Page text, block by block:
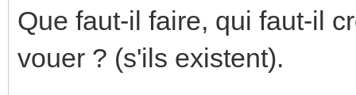
Que faut-il faire, qui faut-il
vouer ? (s'ils existent).